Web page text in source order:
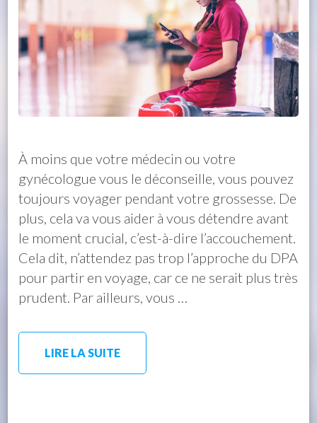
À moins que votre médecin ou votre
gynécologue vous le déconseille, vous pouvez
toujours voyager pendant votre grossesse. De
plus, cela va vous aider à vous détendre avant
le moment crucial, c’est-à-dire l’accouchement.
Cela dit, n’attendez pas trop l’approche du DPA
pour partir en voyage, car ce ne serait plus très
prudent. Par ailleurs, vous …
LIRE LA SUITE